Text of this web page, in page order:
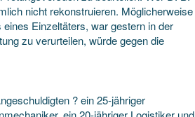
nicht rekonstruieren. Möglicherweise
Einzeltäters, war gestern in der
zu verurteilen, würde gegen die
? ein 25-jähriger